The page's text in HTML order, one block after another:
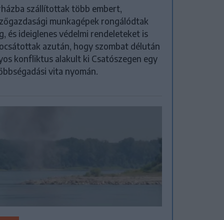
szállítottak több embert,
munkagépek rongálódtak
és ideiglenes védelmi rendeleteket is
azután, hogy szombat délután
konfliktus alakult ki Csatószegen egy
vita nyomán.